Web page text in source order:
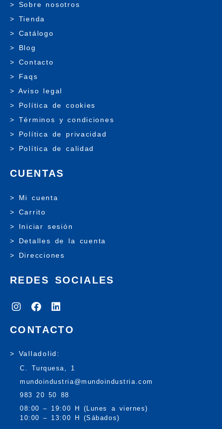
> Sobre nosotros
> Tienda
> Catálogo
> Blog
> Contacto
> Faqs
> Aviso legal
> Política de cookies
> Términos y condiciones
> Política de privacidad
> Política de calidad
CUENTAS
> Mi cuenta
> Carrito
> Iniciar sesión
> Detalles de la cuenta
> Direcciones
REDES SOCIALES
CONTACTO
> Valladolid:
C. Turquesa, 1
mundoindustria@mundoindustria.com
983 20 50 88
08:00 – 19:00 H (Lunes a viernes)
10:00 – 13:00 H (Sábados)